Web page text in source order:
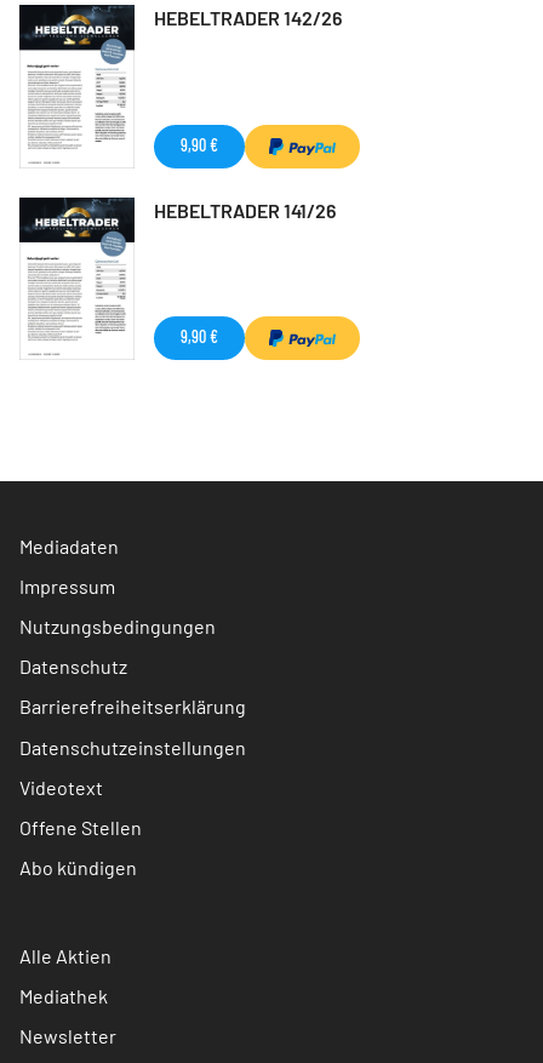
HEBELTRADER 142/26
9,90 €
HEBELTRADER 141/26
9,90 €
Mediadaten
Impressum
Nutzungsbedingungen
Datenschutz
Barrierefreiheitserklärung
Datenschutzeinstellungen
Videotext
Offene Stellen
Abo kündigen
Alle Aktien
Mediathek
Newsletter